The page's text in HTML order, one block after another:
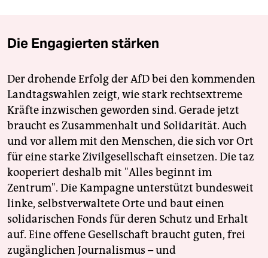
Die Engagierten stärken
Der drohende Erfolg der AfD bei den kommenden
Landtagswahlen zeigt, wie stark rechtsextreme
Kräfte inzwischen geworden sind. Gerade jetzt
braucht es Zusammenhalt und Solidarität. Auch
und vor allem mit den Menschen, die sich vor Ort
für eine starke Zivilgesellschaft einsetzen. Die taz
kooperiert deshalb mit "Alles beginnt im
Zentrum". Die Kampagne unterstützt bundesweit
linke, selbstverwaltete Orte und baut einen
solidarischen Fonds für deren Schutz und Erhalt
auf. Eine offene Gesellschaft braucht guten, frei
zugänglichen Journalismus – und